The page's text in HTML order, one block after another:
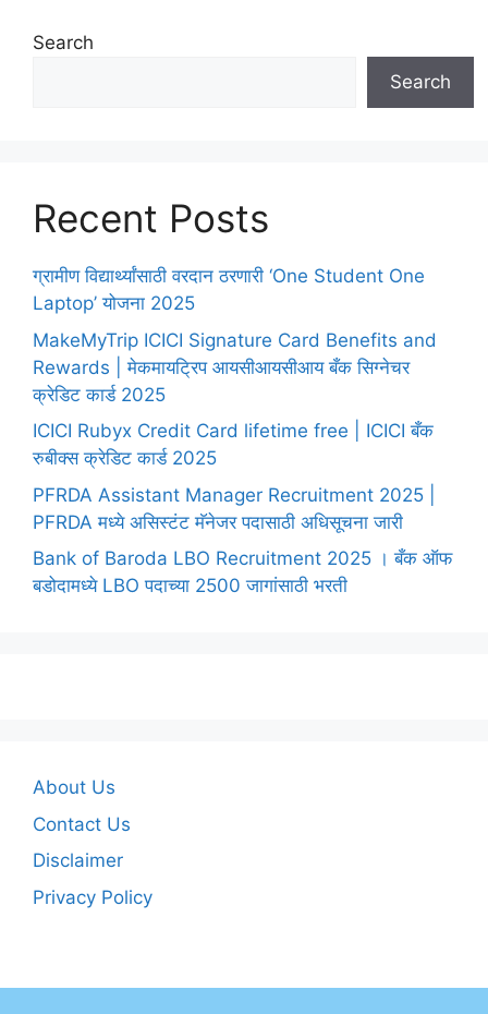
Search
Search
Recent Posts
ग्रामीण विद्यार्थ्यांसाठी वरदान ठरणारी ‘One Student One
Laptop’ योजना 2025
MakeMyTrip ICICI Signature Card Benefits and
Rewards | मेकमायट्रिप आयसीआयसीआय बँक सिग्नेचर
क्रेडिट कार्ड 2025
ICICI Rubyx Credit Card lifetime free | ICICI बँक
रुबीक्स क्रेडिट कार्ड 2025
PFRDA Assistant Manager Recruitment 2025 |
PFRDA मध्ये असिस्टंट मॅनेजर पदासाठी अधिसूचना जारी
Bank of Baroda LBO Recruitment 2025 । बँक ऑफ
बडोदामध्ये LBO पदाच्या 2500 जागांसाठी भरती
About Us
Contact Us
Disclaimer
Privacy Policy